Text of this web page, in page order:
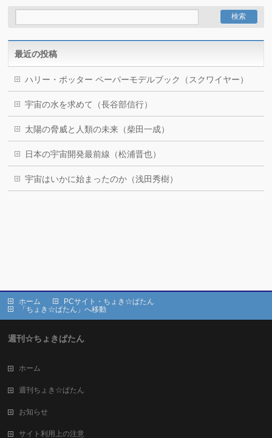
最近の投稿
ハリー・ポッター ペーパーモデルブック（スクワイヤー）
宇宙の水を求めて（長谷部信行）
太陽の脅威と人類の未来（柴田一成）
日本の宇宙開発最前線（松浦晋也）
宇宙はいかに始まったのか（浅田秀樹）
ホーム
PCサイト・ちょき☆ぱたん
「ちょき☆ぱたん」へ移動
週刊☆ちょきぱたん
ホーム
週刊ちょき☆ぱたん
お知らせ
サイト利用上の注意